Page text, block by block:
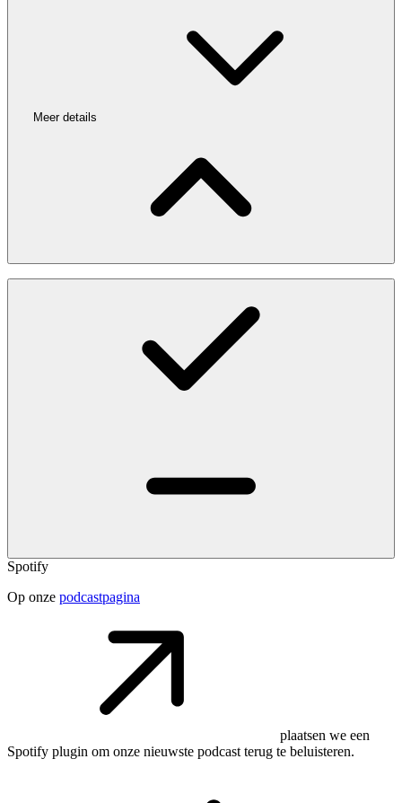
Meer details
Spotify
Op onze podcastpagina
plaatsen we een
Spotify plugin om onze nieuwste podcast terug te beluisteren.